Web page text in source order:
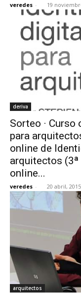
veredes - 19
deriva
Sorteo ·
para
online de
arquitectos (3ª
online...
veredes - 20 abril, 2015
arquitectos